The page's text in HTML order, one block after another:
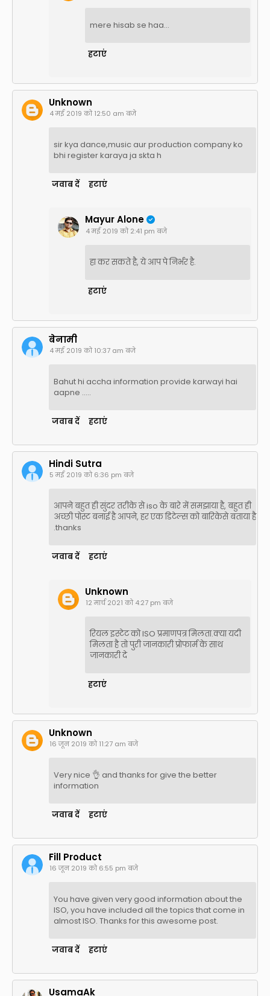
mere hisab se haa...
हटाएं
Unknown
4 मई 2019 को 12:50 am बजे
sir kya dance,music aur production company ko
bhi register karaya ja skta h
जवाब दें हटाएं
Mayur Alone
4 मई 2019 को 2:41 pm बजे
हा कर सकते है, ये आप पे निर्भर है.
हटाएं
बेनामी
4 मई 2019 को 10:37 am बजे
Bahut hi accha information provide karwayi hai
aapne .....
जवाब दें हटाएं
Hindi Sutra
5 मई 2019 को 6:36 pm बजे
आपने बहुत ही सुंदर तरीके से iso के बारे में समझाया है, बहुत ही
अच्छी पोस्ट बनाई है आपने, हर एक डिटेल्स को बारिकेसे बताया है
.thanks
जवाब दें हटाएं
Unknown
12 मार्च 2021 को 4:27 pm बजे
रियल इस्टेट को ISO प्रमाणपत्र मिलता.क्या यदी
मिलता है तो पुरी जानकारी प्रोफार्म के साथ
जानकारी दे
हटाएं
Unknown
16 जून 2019 को 11:27 am बजे
Very nice 👌 and thanks for give the better
information
जवाब दें हटाएं
Fill Product
16 जून 2019 को 6:55 pm बजे
You have given very good information about the
ISO, you have included all the topics that come in
almost ISO. Thanks for this awesome post.
जवाब दें हटाएं
UsamaAk